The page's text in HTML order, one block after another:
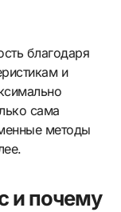
благодаря
и
сама
методы
и почему